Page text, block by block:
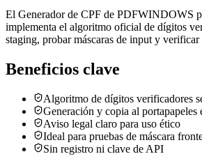
El Generador de CPF de PDFWINDOWS
implementa el algoritmo oficial de dígitos
staging, probar máscaras de input y
Beneficios clave
Algoritmo de dígitos verificadores
Generación y copia al portapapeles
Aviso legal claro para uso ético
Ideal para pruebas de máscara
Sin registro ni clave de API